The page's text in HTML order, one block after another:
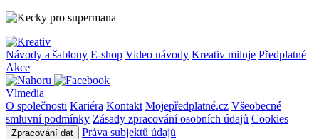
Návody a šablony E-shop Video návody Kreativ miluje Předplatné
Akce
Vlmedia
O společnosti Kariéra Kontakt Mojepředplatné.cz Všeobecné
smluvní podmínky Zásady zpracování osobních údajů Cookies
Zpracování dat
Práva subjektů údajů